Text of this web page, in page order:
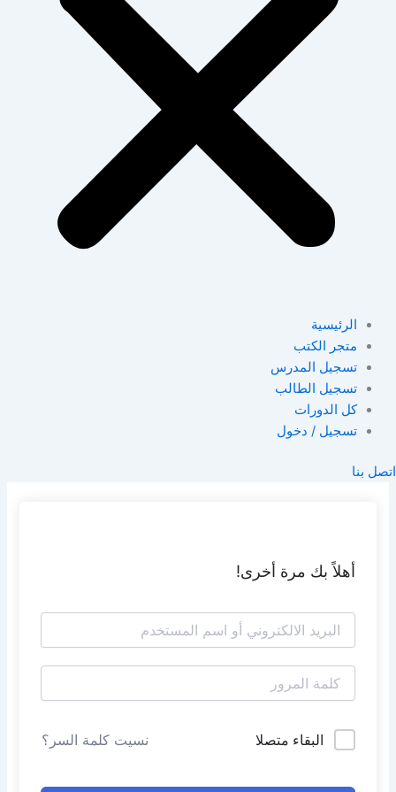
الرئيسية
متجر الكتب
تسجيل المدرس
تسجيل الطالب
كل الدورات
تسجيل / دخول
اتصل بنا
أهلاً بك مرة أخرى!
البقاء متصلا نسيت كلمة السر؟